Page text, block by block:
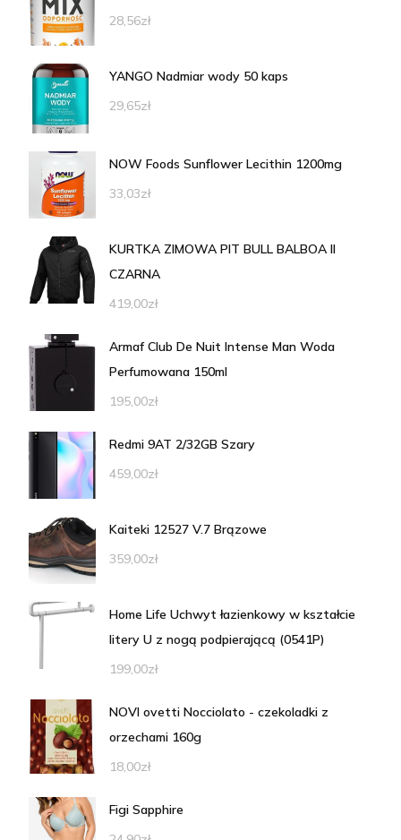
28,56zł
YANGO Nadmiar wody 50 kaps
29,65zł
NOW Foods Sunflower Lecithin 1200mg
33,03zł
KURTKA ZIMOWA PIT BULL BALBOA II
CZARNA
419,00zł
Armaf Club De Nuit Intense Man Woda
Perfumowana 150ml
195,00zł
Redmi 9AT 2/32GB Szary
459,00zł
Kaiteki 12527 V.7 Brązowe
359,00zł
Home Life Uchwyt łazienkowy w kształcie
litery U z nogą podpierającą (0541P)
199,00zł
NOVI ovetti Nocciolato - czekoladki z
orzechami 160g
18,00zł
Figi Sapphire